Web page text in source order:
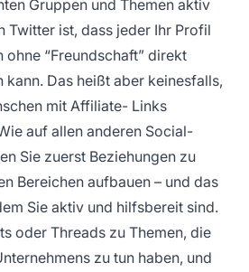
Gruppen und Themen aktiv
Twitter ist, dass jeder Ihr Profil
ohne “Freundschaft” direkt
Das heißt aber keinesfalls,
mit Affiliate- Links
auf allen anderen Social-
Sie zuerst Beziehungen zu
Bereichen aufbauen – und das
Sie aktiv und hilfsbereit sind.
oder Threads zu Themen, die
zu tun haben, und